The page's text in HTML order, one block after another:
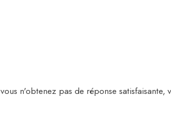
n'obtenez pas de réponse satisfaisante,